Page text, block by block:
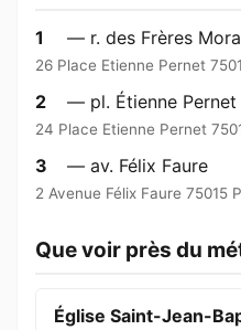
1 — r. des Frères
26 Place Etienne Pernet
2 — pl. Étienne Pernet
24 Place Etienne Pernet
3 — av. Félix Faure
2 Avenue Félix Faure 75015
Que voir près du
Église Saint-Jean-